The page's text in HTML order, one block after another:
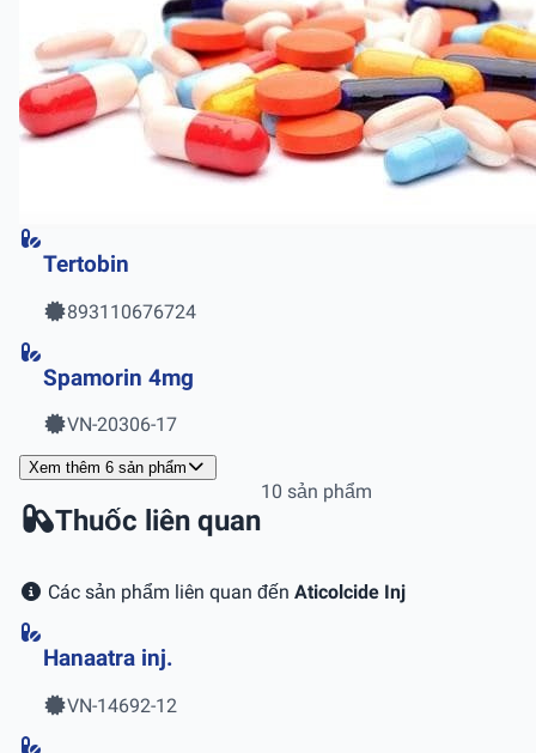
Tertobin
893110676724
Spamorin 4mg
VN-20306-17
Xem thêm 6 sản phẩm
Thuốc liên quan
10 sản phẩm
Các sản phẩm liên quan đến Aticolcide Inj
Hanaatra inj.
VN-14692-12